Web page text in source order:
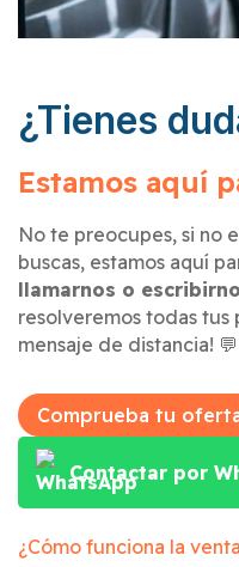
¿Tienes
Estamos aquí
No te preocupes, si no
buscas, estamos aquí
llamarnos o
resolveremos todas tus
mensaje de distancia!
Comprueba tu
Contactar por
¿Cómo funciona la